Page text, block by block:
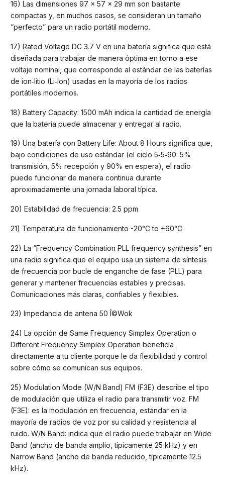
16) Las dimensiones 97 × 57 × 29 mm son bastante
compactas y, en muchos casos, se consideran un tamaño
“perfecto” para un radio portátil moderno.
17) Rated Voltage DC 3.7 V en una batería significa que está
diseñada para trabajar de manera óptima en torno a ese
voltaje nominal, que corresponde al estándar de las baterías
de ion‑litio (Li‑Ion) usadas en la mayoría de los radios
portátiles modernos.
18) Battery Capacity: 1500 mAh indica la cantidad de energía
que la batería puede almacenar y entregar al radio.
19) Una batería con Battery Life: About 8 Hours significa que,
bajo condiciones de uso estándar (el ciclo 5‑5‑90: 5%
transmisión, 5% recepción y 90% en espera), el radio
puede funcionar de manera continua durante
aproximadamente una jornada laboral típica.
20) Estabilidad de frecuencia: 2.5 ppm
21) Temperatura de funcionamiento -20°C to +60°C
22) La “Frequency Combination PLL frequency synthesis” en
una radio significa que el equipo usa un sistema de síntesis
de frecuencia por bucle de enganche de fase (PLL) para
generar y mantener frecuencias estables y precisas.
Comunicaciones más claras, confiables y flexibles.
23) Impedancia de antena 50 Î©Wok
24) La opción de Same Frequency Simplex Operation o
Different Frequency Simplex Operation beneficia
directamente a tu cliente porque le da flexibilidad y control
sobre cómo se comunican sus equipos.
25) Modulation Mode (W/N Band) FM (F3E) describe el tipo
de modulación que utiliza el radio para transmitir voz. FM
(F3E): es la modulación en frecuencia, estándar en la
mayoría de radios de voz por su calidad y resistencia al
ruido. W/N Band: indica que el radio puede trabajar en Wide
Band (ancho de banda amplio, típicamente 25 kHz) y en
Narrow Band (ancho de banda reducido, típicamente 12.5
kHz).